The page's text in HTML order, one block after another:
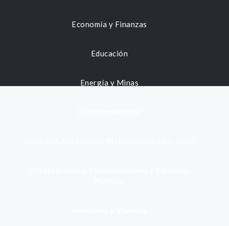
Economía y Finanzas
Educación
Energía y Minas